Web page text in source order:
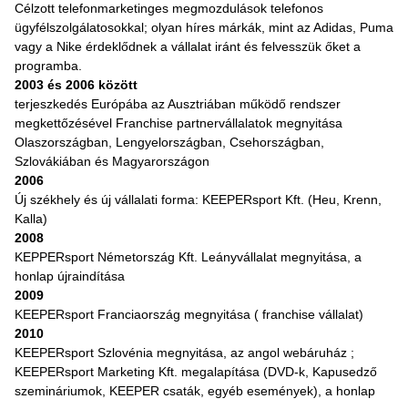
Célzott telefonmarketinges megmozdulások telefonos
ügyfélszolgálatosokkal; olyan híres márkák, mint az Adidas, Puma
vagy a Nike érdeklődnek a vállalat iránt és felvesszük őket a
programba.
2003 és 2006 között
terjeszkedés Európába az Ausztriában működő rendszer
megkettőzésével Franchise partnervállalatok megnyitása
Olaszországban, Lengyelországban, Csehországban,
Szlovákiában és Magyarországon
2006
Új székhely és új vállalati forma: KEEPERsport Kft. (Heu, Krenn,
Kalla)
2008
KEPPERsport Németország Kft. Leányvállalat megnyitása, a
honlap újraindítása
2009
KEEPERsport Franciaország megnyitása ( franchise vállalat)
2010
KEEPERsport Szlovénia megnyitása, az angol webáruház ;
KEEPERsport Marketing Kft. megalapítása (DVD-k, Kapusedző
szemináriumok, KEEPER csaták, egyéb események), a honlap